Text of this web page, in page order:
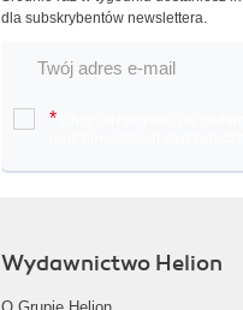
dla subskrybentów newslettera.
*
Wydawnictwo Helion